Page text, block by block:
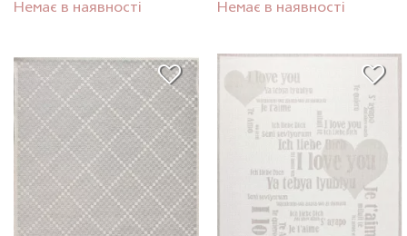
Немає в наявності Немає в наявності